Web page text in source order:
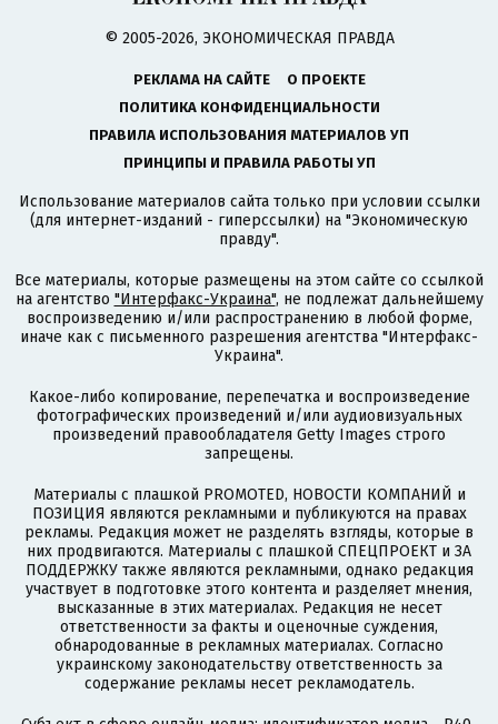
© 2005-2026, ЭКОНОМИЧЕСКАЯ ПРАВДА
РЕКЛАМА НА САЙТЕ
О ПРОЕКТЕ
ПОЛИТИКА КОНФИДЕНЦИАЛЬНОСТИ
ПРАВИЛА ИСПОЛЬЗОВАНИЯ МАТЕРИАЛОВ УП
ПРИНЦИПЫ И ПРАВИЛА РАБОТЫ УП
Использование материалов сайта только при условии ссылки
(для интернет-изданий - гиперссылки) на "Экономическую
правду".
Все материалы, которые размещены на этом сайте со ссылкой
на агентство "Интерфакс-Украина", не подлежат дальнейшему
воспроизведению и/или распространению в любой форме,
иначе как с письменного разрешения агентства "Интерфакс-
Украина".
Какое-либо копирование, перепечатка и воспроизведение
фотографических произведений и/или аудиовизуальных
произведений правообладателя Getty Images строго
запрещены.
Материалы с плашкой PROMOTED, НОВОСТИ КОМПАНИЙ и
ПОЗИЦИЯ являются рекламными и публикуются на правах
рекламы. Редакция может не разделять взгляды, которые в
них продвигаются. Материалы с плашкой СПЕЦПРОЕКТ и ЗА
ПОДДЕРЖКУ также являются рекламными, однако редакция
участвует в подготовке этого контента и разделяет мнения,
высказанные в этих материалах. Редакция не несет
ответственности за факты и оценочные суждения,
обнародованные в рекламных материалах. Согласно
украинскому законодательству ответственность за
содержание рекламы несет рекламодатель.